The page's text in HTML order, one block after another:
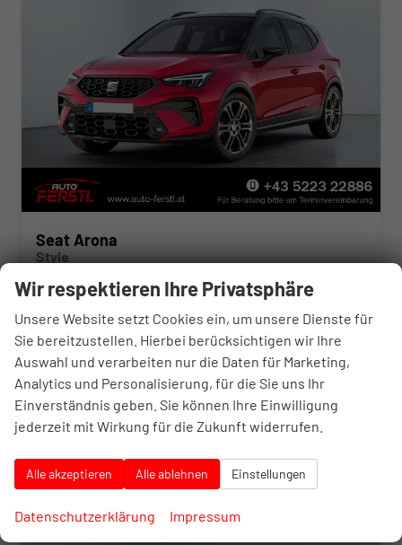
Seat Arona
Style
23.660,– €
inkl. NoVA
Details
Verbrauch kombiniert: 5,10 l/100km
CO2-Klasse:D
Wir respektieren Ihre Privatsphäre
Unsere Website setzt Cookies ein, um unsere Dienste für
Sie bereitzustellen. Hierbei berücksichtigen wir Ihre
Auswahl und verarbeiten nur die Daten für Marketing,
Analytics und Personalisierung, für die Sie uns Ihr
Einverständnis geben. Sie können Ihre Einwilligung
jederzeit mit Wirkung für die Zukunft widerrufen.
Alle akzeptieren Alle ablehnen Einstellungen
Datenschutzerklärung Impressum